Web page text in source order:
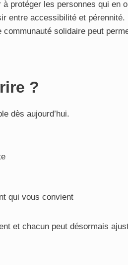
protéger les personnes qui en
entre accessibilité et pérennité.
communauté solidaire peut
?
dès aujourd’hui.
qui vous convient
et chacun peut désormais